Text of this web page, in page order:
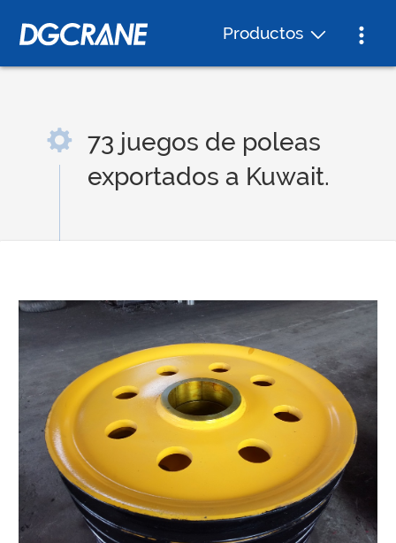
Productos
73 juegos de poleas
exportados a Kuwait.